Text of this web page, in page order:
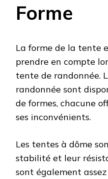
Forme
La forme de la tente
prendre en compte
tente de randonnée.
randonnée sont
de formes, chacune
ses inconvénients.
Les tentes à dôme
stabilité et leur
sont également